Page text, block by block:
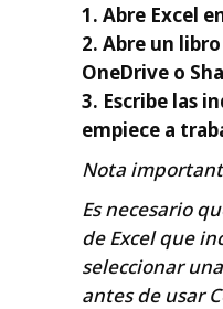
1. Abre Excel
2. Abre un
OneDrive o
3. Escribe las
empiece a
Nota
Es necesario
de Excel que
seleccionar
antes de usar